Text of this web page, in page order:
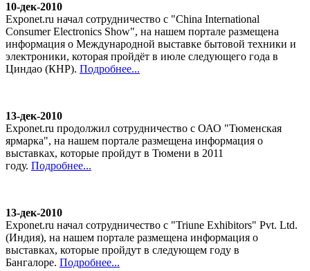
10-дек-2010
Exponet.ru начал сотрудничество с "China International
Consumer Electronics Show", на нашем портале размещена
информация о Международной выставке бытовой техники и
электроники, которая пройдёт в июле следующего года в
Циндао (КНР). Подробнее...
13-дек-2010
Exponet.ru продолжил сотрудничество с ОАО "Тюменская
ярмарка", на нашем портале размещена информация о
выставках, которые пройдут в Тюмени в 2011
году. Подробнее...
13-дек-2010
Exponet.ru начал сотрудничество с "Triune Exhibitors" Pvt. Ltd.
(Индия), на нашем портале размещена информация о
выставках, которые пройдут в следующем году в
Бангалоре. Подробнее...